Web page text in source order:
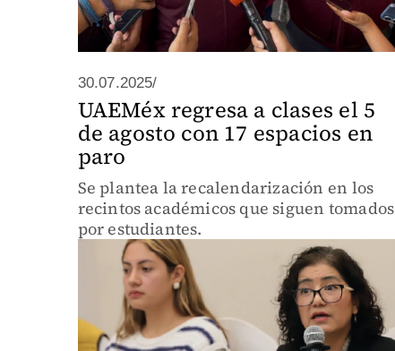
30.07.2025/
UAEMéx regresa a clases el 5
de agosto con 17 espacios en
paro
Se plantea la recalendarización en los
recintos académicos que siguen tomados
por estudiantes.